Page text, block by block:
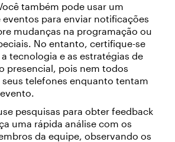
também pode usar um
para enviar notificações
mudanças na programação ou
No entanto, certifique-se
tecnologia e as estratégias de
presencial, pois nem todos
telefones enquanto tentam
pesquisas para obter feedback
uma rápida análise com os
da equipe, observando os